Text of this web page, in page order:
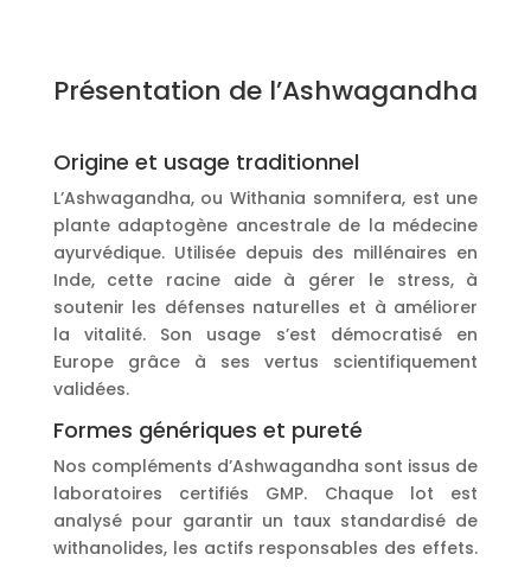
Présentation de l’Ashwagandha
Origine et usage traditionnel
L’Ashwagandha, ou Withania somnifera, est une
plante adaptogène ancestrale de la médecine
ayurvédique. Utilisée depuis des millénaires en
Inde, cette racine aide à gérer le stress, à
soutenir les défenses naturelles et à améliorer
la vitalité. Son usage s’est démocratisé en
Europe grâce à ses vertus scientifiquement
validées.
Formes génériques et pureté
Nos compléments d’Ashwagandha sont issus de
laboratoires certifiés GMP. Chaque lot est
analysé pour garantir un taux standardisé de
withanolides, les actifs responsables des effets.